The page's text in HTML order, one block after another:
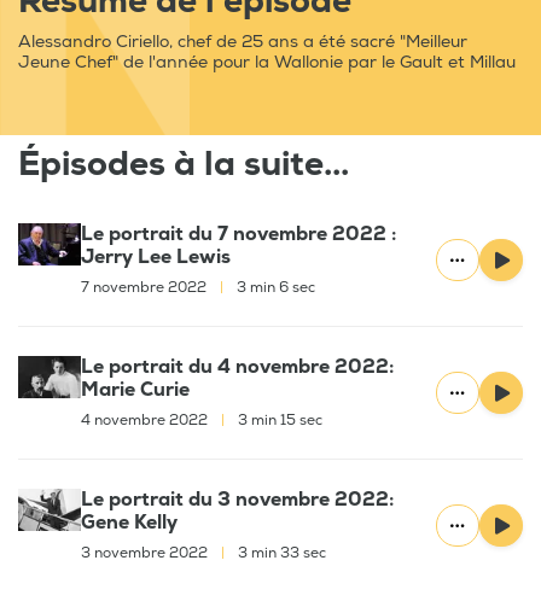
Alessandro Ciriello, chef de 25 ans a été sacré "Meilleur
Jeune Chef" de l'année pour la Wallonie par le Gault et Millau
Épisodes à la suite...
Le portrait du 7 novembre 2022 :
Jerry Lee Lewis
7 novembre 2022 3 min 6 sec
Le portrait du 4 novembre 2022:
Marie Curie
4 novembre 2022 3 min 15 sec
Le portrait du 3 novembre 2022:
Gene Kelly
3 novembre 2022 3 min 33 sec